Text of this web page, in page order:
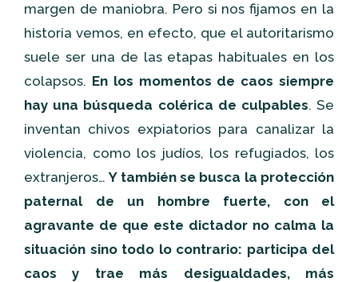
margen de maniobra. Pero si nos fijamos en la
historia vemos, en efecto, que el autoritarismo
suele ser una de las etapas habituales en los
colapsos. En los momentos de caos siempre
hay una búsqueda colérica de culpables. Se
inventan chivos expiatorios para canalizar la
violencia, como los judíos, los refugiados, los
extranjeros…Y también se busca la protección
paternal de un hombre fuerte, con el
agravante de que este dictador no calma la
situación sino todo lo contrario: participa del
caos y trae más desigualdades, más